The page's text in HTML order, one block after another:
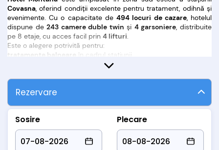
Covasna, oferind condiții excelente pentru tratament, odihnă și
evenimente. Cu o capacitate de494 locuri de cazare, hotelul
dispune de243 camere duble twin și 4 garsoniere, distribuite
pe 8 etaje, cu acces facil prin 4 lifturi.
Este o alegere potrivită pentru:
tratamente balneare în cadrul stațiunii
în aer curat de munte
evenimente corporate
Rezervare
Sosire Plecare